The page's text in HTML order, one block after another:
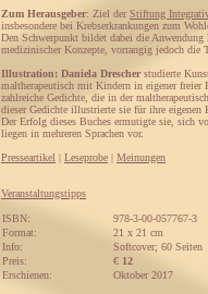
Zum Herausgeber: Ziel derStiftung
insbesondere bei Krebserkrankungen zum
Den Schwerpunkt bildet dabei die Anwendung
medizinischer Konzepte, vorrangig jedoch die
Illustration: Daniela Drescherstudierte
maltherapeutisch mit Kindern in eigener freier
zahlreiche Gedichte, die in der
dieser Gedichte illustrierte sie für ihre eigenen
Der Erfolg dieses Buches ermutigte sie, sich
liegen in mehreren Sprachen vor.
Presseartikel | Leseprobe | Meinungen
Veranstaltungstipps
ISBN:
978-3-00-057767-3
Format:
21 x 21 cm
Info:
Softcover; 60 Seiten
Preis:
€ 12
Erschienen:
Oktober 2017